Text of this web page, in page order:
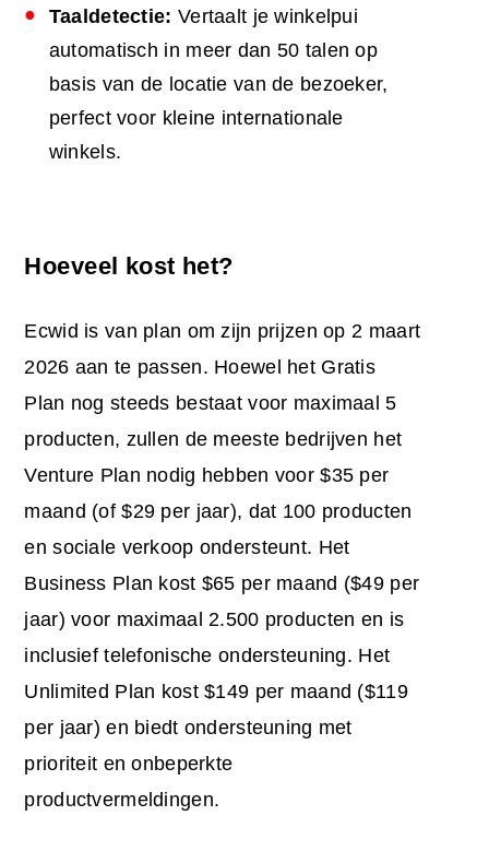
Taaldetectie: Vertaalt je winkelpui
automatisch in meer dan 50 talen op
basis van de locatie van de bezoeker,
perfect voor kleine internationale
winkels.
Hoeveel kost het?
Ecwid is van plan om zijn prijzen op 2 maart
2026 aan te passen. Hoewel het Gratis
Plan nog steeds bestaat voor maximaal 5
producten, zullen de meeste bedrijven het
Venture Plan nodig hebben voor $35 per
maand (of $29 per jaar), dat 100 producten
en sociale verkoop ondersteunt. Het
Business Plan kost $65 per maand ($49 per
jaar) voor maximaal 2.500 producten en is
inclusief telefonische ondersteuning. Het
Unlimited Plan kost $149 per maand ($119
per jaar) en biedt ondersteuning met
prioriteit en onbeperkte
productvermeldingen.